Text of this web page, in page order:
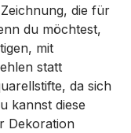
die für
du möchtest,
mit
statt
da sich
kannst diese
Dekoration